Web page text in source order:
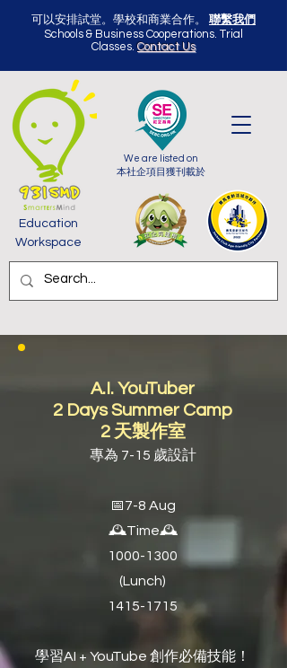
We are listed on
本社企項目獲刊載於
可以安排試堂。學校和商業合作。 聯繫我們
Schools & Business Cooperations. Trial
Classes.Contact Us
Education
Workspace
A.I. YouTuber
2 Days Summer Camp
2 天製作室
專為 7-15 歲設計
📅7-8 Aug
🕰️Time🕰️
1000-1300
(Lunch)
1415-1715
學習AI + YouTube 創作必備技能！